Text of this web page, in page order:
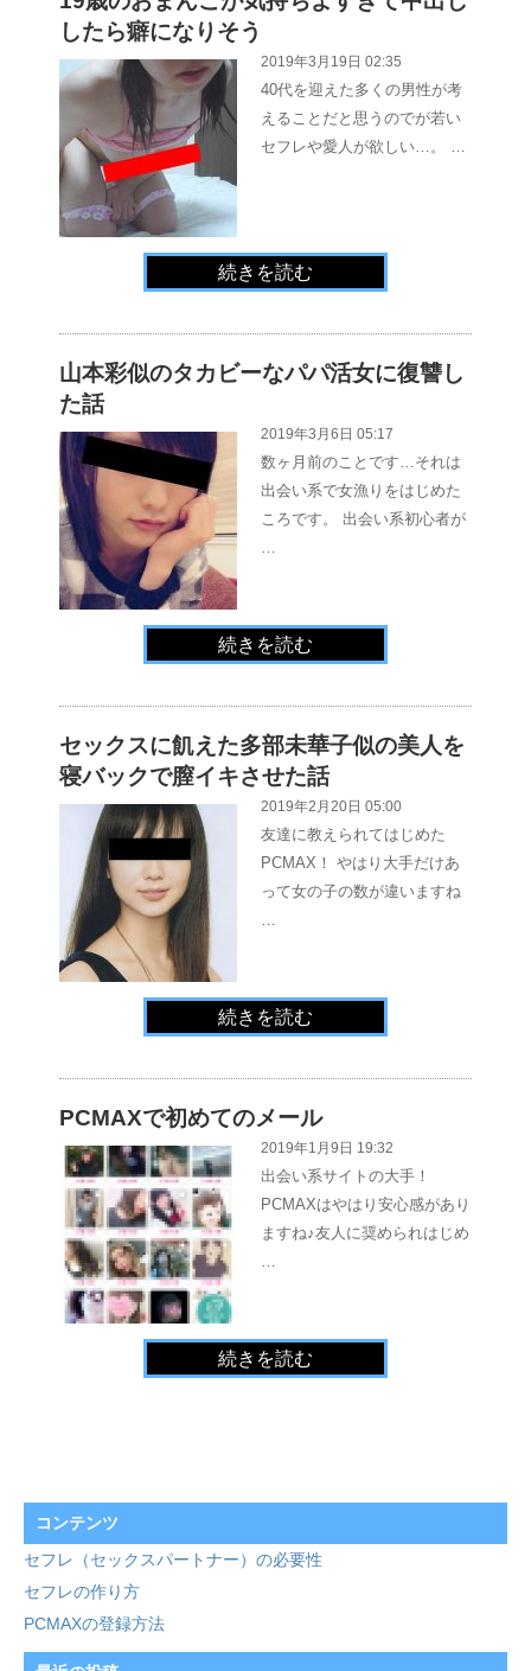
したら癖になりそう
2019年3月19日 02:35
40代を迎えた多くの男性が考
えることだと思うのでが若い
セフレや愛人が欲しい…。 …
続きを読む
山本彩似のタカビーなパパ活女に復讐し
た話
2019年3月6日 05:17
数ヶ月前のことです…それは
出会い系で女漁りをはじめた
ころです。 出会い系初心者が
続きを読む
セックスに飢えた多部未華子似の美人を
寝バックで膣イキさせた話
2019年2月20日 05:00
友達に教えられてはじめた
PCMAX！ やはり大手だけあ
って女の子の数が違いますね
続きを読む
PCMAXで初めてのメール
2019年1月9日 19:32
出会い系サイトの大手！
PCMAXはやはり安心感があり
ますね♪友人に奨められはじめ
続きを読む
コンテンツ
セフレ（セックスパートナー）の必要性
セフレの作り方
PCMAXの登録方法